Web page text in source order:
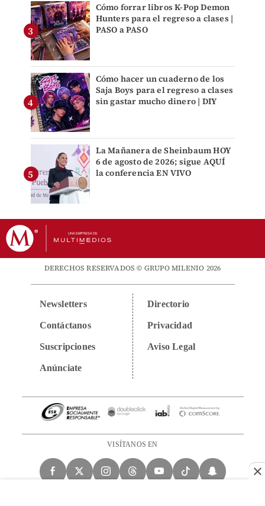
Cómo forrar libros K-Pop Demon
Hunters para el regreso a clases |
PASO a PASO
Cómo hacer un cuaderno de los
Saja Boys para el regreso a clases
sin gastar mucho dinero | DIY
La Mañanera de Sheinbaum HOY
6 de agosto de 2026; sigue AQUÍ
la conferencia EN VIVO
DERECHOS RESERVADOS © GRUPO MILENIO 2026
Newsletters
Contáctanos
Suscripciones
Anúnciate
Directorio
Privacidad
Aviso Legal
VISÍTANOS EN